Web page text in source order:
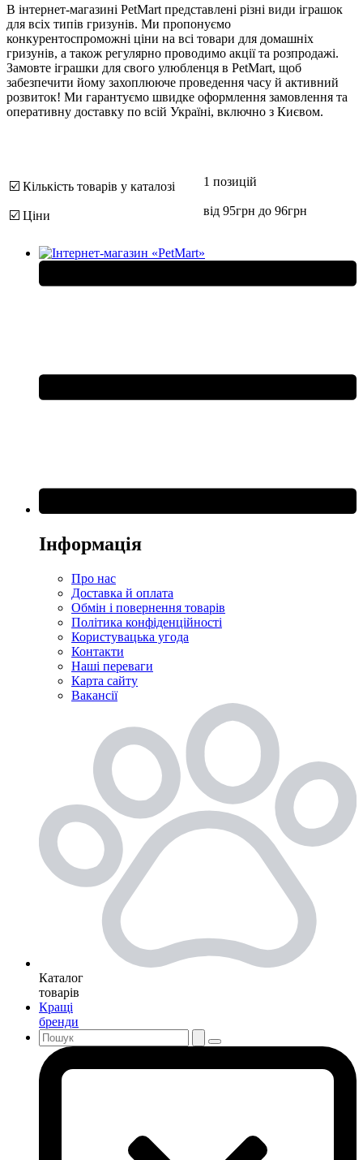
В інтернет-магазині PetMart представлені різні види іграшок
для всіх типів гризунів. Ми пропонуємо
конкурентоспроможні ціни на всі товари для домашніх
гризунів, а також регулярно проводимо акції та розпродажі.
Замовте іграшки для свого улюбленця в PetMart, щоб
забезпечити йому захоплююче проведення часу й активний
розвиток! Ми гарантуємо швидке оформлення замовлення та
оперативну доставку по всій Україні, включно з Києвом.
☑️ Кількість товарів у каталозі 1 позицій
☑️ Ціни від 95грн до 96грн
Інформація
Про нас
Доставка й оплата
Обмін і повернення товарів
Політика конфіденційності
Користувацька угода
Контакти
Наші переваги
Карта сайту
Вакансії
Каталог
товарів
Кращі
бренди